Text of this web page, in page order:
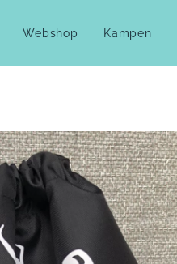
Webshop Kampen